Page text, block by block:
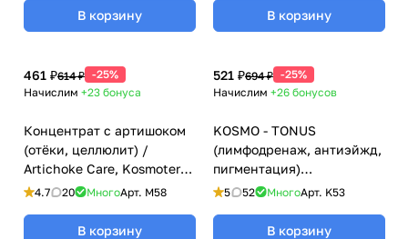
(Космотерос), 6 мл
В корзину В корзину
461 ₽614 ₽ -25%
Начислим +23 бонуса
Концентрат с артишоком
(отёки, целлюлит) /
Artichoke Care, Kosmoteros
(Космотерос), 6 мл
4.7 20 МногоАрт. M58
В корзину
521 ₽694 ₽ -25%
Начислим +26 бонусов
KOSMO - TONUS
(лимфодренаж, антиэйжд,
пигментация)
мезококтейль с рутинном
(Космотерос), 6 мл
5 52 МногоАрт. K53
В корзину